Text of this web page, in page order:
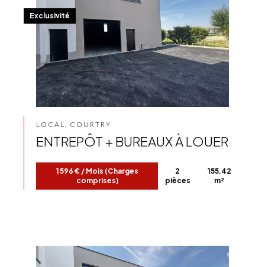
LOCAL, COURTRY
ENTREPÔT + BUREAUX À LOUER
1 596 € / Mois (Charges
comprises)
2
pièces
155.42
m²
Exclusivité